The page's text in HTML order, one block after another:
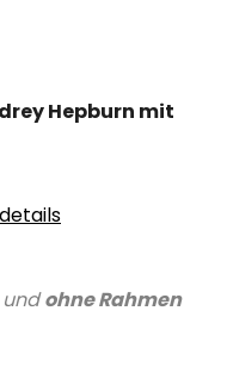
ohne Rahmen
Hepburn mit